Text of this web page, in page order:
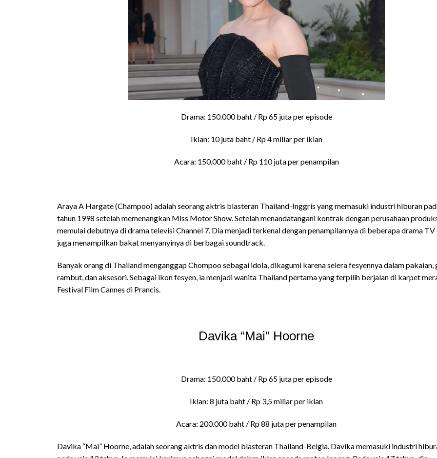
Drama: 150.000 baht / Rp 65 juta per episode
Iklan: 10 juta baht / Rp 4 miliar per iklan
Acara: 150.000 baht / Rp 110 juta per penampilan
Araya A Hargate (Champoo) adalah seorang aktris blasteran Thailand-Inggris yang memasuki industri hiburan
tahun 1998 setelah memenangkan Miss Motor Show. Setelah menandatangani kontrak dengan perusahaan
memulai debutnya di drama televisi Channel 7. Dia menjadi terkenal dengan penampilannya di beberapa drama TV
juga menampilkan bakat menyanyinya di berbagai soundtrack.
Banyak orang di Thailand menganggap Chompoo sebagai idola, dikagumi karena selera fesyennya dalam pakaian,
rambut, dan aksesori. Sebagai ikon fesyen, ia menjadi wanita Thailand pertama yang terpilih berjalan di karpet
Festival Film Cannes di Prancis.
Davika “Mai” Hoorne
Drama: 150.000 baht / Rp 65 juta per episode
Iklan: 8 juta baht / Rp 3,5 miliar per iklan
Acara: 200.000 baht / Rp 88 juta per penampilan
Davika “Mai” Hoorne, adalah seorang aktris dan model blasteran Thailand-Belgia. Davika memasuki industri